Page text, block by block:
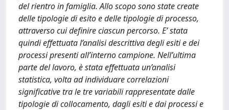
del rientro in famiglia. Allo scopo sono state create
delle tipologie di esito e delle tipologie di processo,
attraverso cui definire ciascun percorso. E’ stata
quindi effettuata l’analisi descrittiva degli esiti e dei
processi presenti all’interno campione. Nell’ultima
parte del lavoro, è stata effettuata un’analisi
statistica, volta ad individuare correlazioni
significative tra le tre variabili rappresentate dalle
tipologie di collocamento, dagli esiti e dai processi e